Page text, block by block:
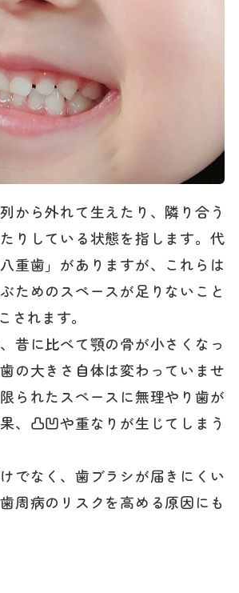
から外れて生えたり、隣り合う
りしている状態を指します。代
重歯」がありますが、これらは
ためのスペースが足りないこと
されます。
昔に比べて顎の骨が小さくなっ
の大きさ自体は変わっていませ
られたスペースに無理やり歯が
、凸凹や重なりが生じてしまう
でなく、歯ブラシが届きにくい
周病のリスクを高める原因にも